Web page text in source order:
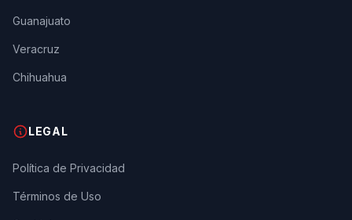
Guanajuato
Veracruz
Chihuahua
LEGAL
Política de Privacidad
Términos de Uso